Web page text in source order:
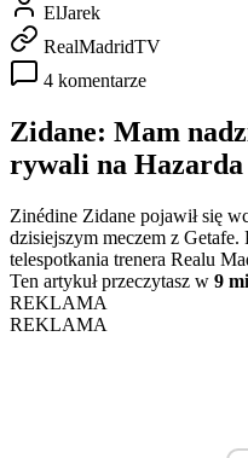
ElJarek
RealMadridTV
4 komentarze
Zidane: Mam
rywali na Hazarda
Zinédine Zidane pojawił się
dzisiejszym meczem z Getafe.
telespotkania trenera Realu
Ten artykuł przeczytasz w 9
REKLAMA
REKLAMA